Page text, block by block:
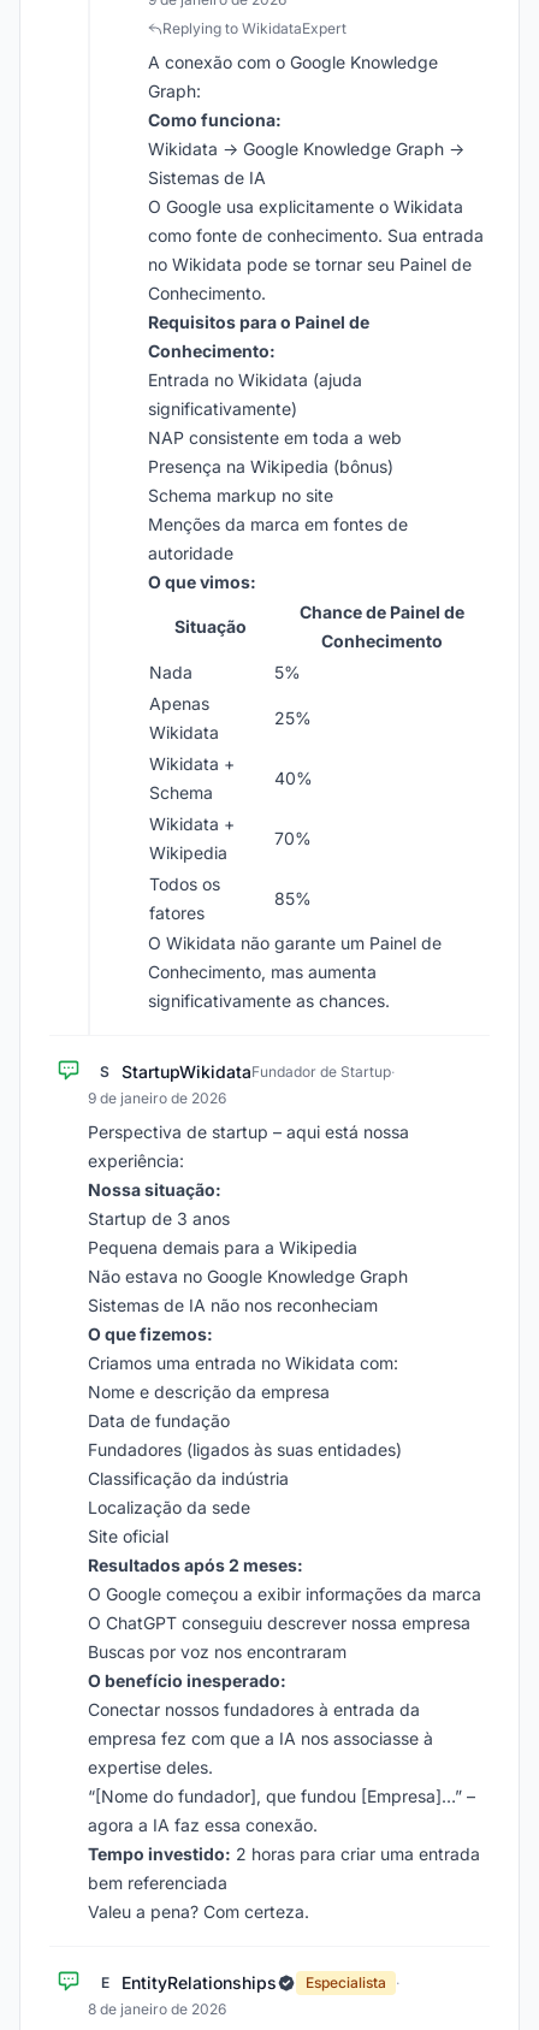
Replying to WikidataExpert
A conexão com o Google Knowledge
Graph:
Como funciona:
Wikidata → Google Knowledge Graph →
Sistemas de IA
O Google usa explicitamente o Wikidata
como fonte de conhecimento. Sua entrada
no Wikidata pode se tornar seu Painel de
Conhecimento.
Requisitos para o Painel de
Conhecimento:
Entrada no Wikidata (ajuda
significativamente)
NAP consistente em toda a web
Presença na Wikipedia (bônus)
Schema markup no site
Menções da marca em fontes de
autoridade
O que vimos:
Situação
Chance de Painel de
Conhecimento
Nada
5%
Apenas
Wikidata
25%
Wikidata +
Schema
40%
Wikidata +
Wikipedia
70%
Todos os
fatores
85%
O Wikidata não garante um Painel de
Conhecimento, mas aumenta
significativamente as chances.
S StartupWikidataFundador de Startup·
9 de janeiro de 2026
Perspectiva de startup – aqui está nossa
experiência:
Nossa situação:
Startup de 3 anos
Pequena demais para a Wikipedia
Não estava no Google Knowledge Graph
Sistemas de IA não nos reconheciam
O que fizemos:
Criamos uma entrada no Wikidata com:
Nome e descrição da empresa
Data de fundação
Fundadores (ligados às suas entidades)
Classificação da indústria
Localização da sede
Site oficial
Resultados após 2 meses:
O Google começou a exibir informações da marca
O ChatGPT conseguiu descrever nossa empresa
Buscas por voz nos encontraram
O benefício inesperado:
Conectar nossos fundadores à entrada da
empresa fez com que a IA nos associasse à
expertise deles.
“[Nome do fundador], que fundou [Empresa]…” –
agora a IA faz essa conexão.
Tempo investido: 2 horas para criar uma entrada
bem referenciada
Valeu a pena? Com certeza.
E EntityRelationships Especialista
·
8 de janeiro de 2026